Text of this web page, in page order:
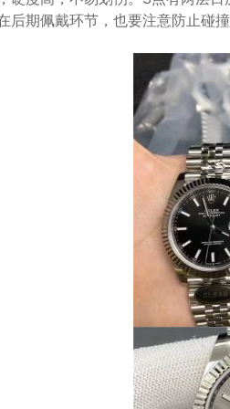
后期佩戴环节，也要注意防止碰